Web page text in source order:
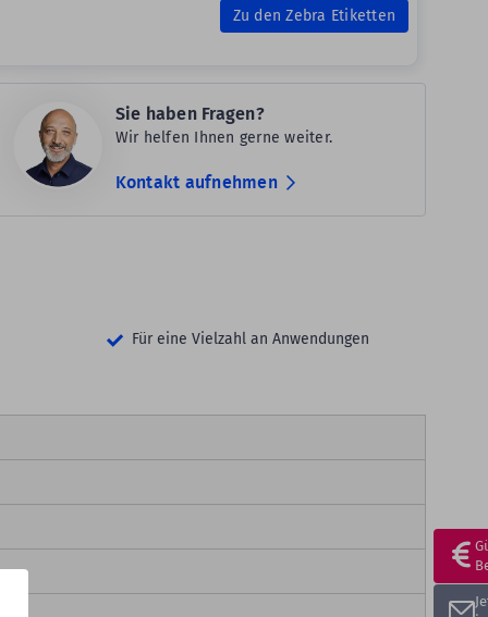
Zu den Zebra Etiketten
Sie haben Fragen?
Wir helfen Ihnen gerne weiter.
Kontakt aufnehmen
Für eine Vielzahl an Anwendungen